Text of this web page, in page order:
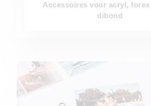
Accessoires voor acryl, forex
dibond
Accessoires voor poster